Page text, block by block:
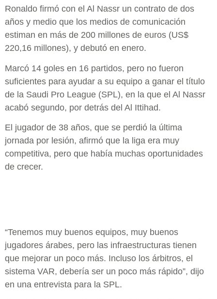
Ronaldo firmó con el Al Nassr un contrato de dos
años y medio que los medios de comunicación
estiman en más de 200 millones de euros (US$
220,16 millones), y debutó en enero.
Marcó 14 goles en 16 partidos, pero no fueron
suficientes para ayudar a su equipo a ganar el título
de la Saudi Pro League (SPL), en la que el Al Nassr
acabó segundo, por detrás del Al Ittihad.
El jugador de 38 años, que se perdió la última
jornada por lesión, afirmó que la liga era muy
competitiva, pero que había muchas oportunidades
de crecer.
“Tenemos muy buenos equipos, muy buenos
jugadores árabes, pero las infraestructuras tienen
que mejorar un poco más. Incluso los árbitros, el
sistema VAR, debería ser un poco más rápido”, dijo
en una entrevista para la SPL.